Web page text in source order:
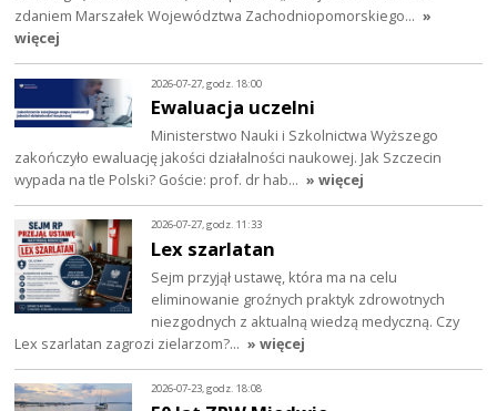
zdaniem Marszałek Województwa Zachodniopomorskiego… »
więcej
2026-07-27, godz. 18:00
Ewaluacja uczelni
Ministerstwo Nauki i Szkolnictwa Wyższego
zakończyło ewaluację jakości działalności naukowej. Jak Szczecin
wypada na tle Polski? Goście: prof. dr hab… » więcej
2026-07-27, godz. 11:33
Lex szarlatan
Sejm przyjął ustawę, która ma na celu
eliminowanie groźnych praktyk zdrowotnych
niezgodnych z aktualną wiedzą medyczną. Czy
Lex szarlatan zagrozi zielarzom?… » więcej
2026-07-23, godz. 18:08